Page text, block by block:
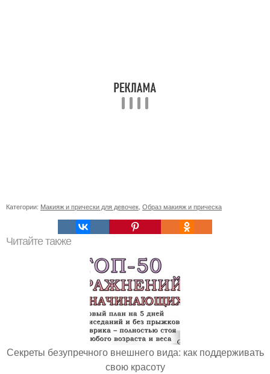
Категории: Макияж и прически для девочек Образ макияж и прическа
Читайте также
Секреты безупречного внешнего вида: как поддерживать
свою красоту